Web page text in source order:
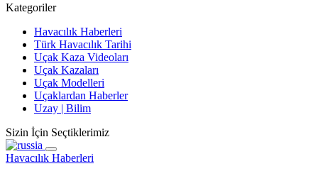
Kategoriler
Havacılık Haberleri
Türk Havacılık Tarihi
Uçak Kaza Videoları
Uçak Kazaları
Uçak Modelleri
Uçaklardan Haberler
Uzay | Bilim
Sizin İçin Seçtiklerimiz
Havacılık Haberleri